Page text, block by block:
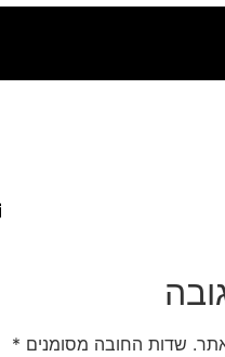
שדות החובה מסומנים *